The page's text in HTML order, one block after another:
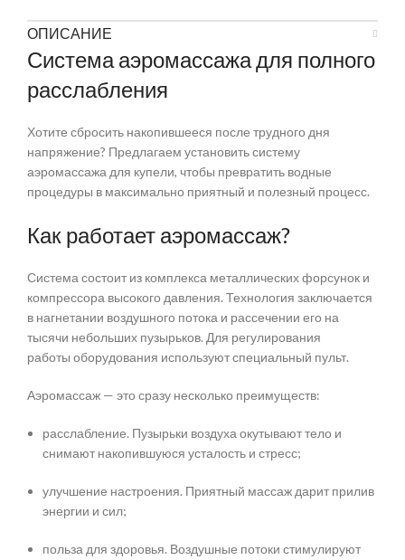
ОПИСАНИЕ
Система аэромассажа для полного
расслабления
Хотите сбросить накопившееся после трудного дня
напряжение? Предлагаем установить систему
аэромассажа для купели, чтобы превратить водные
процедуры в максимально приятный и полезный процесс.
Как работает аэромассаж?
Система состоит из комплекса металлических форсунок и
компрессора высокого давления. Технология заключается
в нагнетании воздушного потока и рассечении его на
тысячи небольших пузырьков. Для регулирования
работы оборудования используют специальный пульт.
Аэромассаж — это сразу несколько преимуществ:
расслабление. Пузырьки воздуха окутывают тело и
снимают накопившуюся усталость и стресс;
улучшение настроения. Приятный массаж дарит прилив
энергии и сил;
польза для здоровья. Воздушные потоки стимулируют